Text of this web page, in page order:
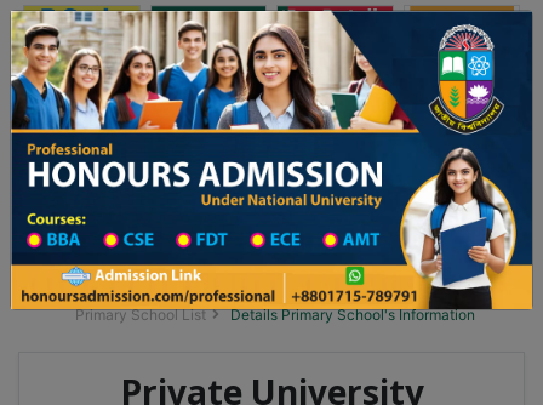
Toggle navigation অনার্স ভর্তি প্রফেশনাল অনার্স
Updates
আবেদন বিজ্ঞপ্তি ঢাকা বিশ্ববিদ্যালয় ২০২৫-২৬ শিক্ষাবর্ষে আন্ডারগ্র্যাজুয়েট প্রোগ্রামে ভর্তি বিজ্ঞপ্তি
Division List
Primary School District Wise
Primary School in পীরগঞ্জ
Primary School List
Details Primary School's Information
Private University